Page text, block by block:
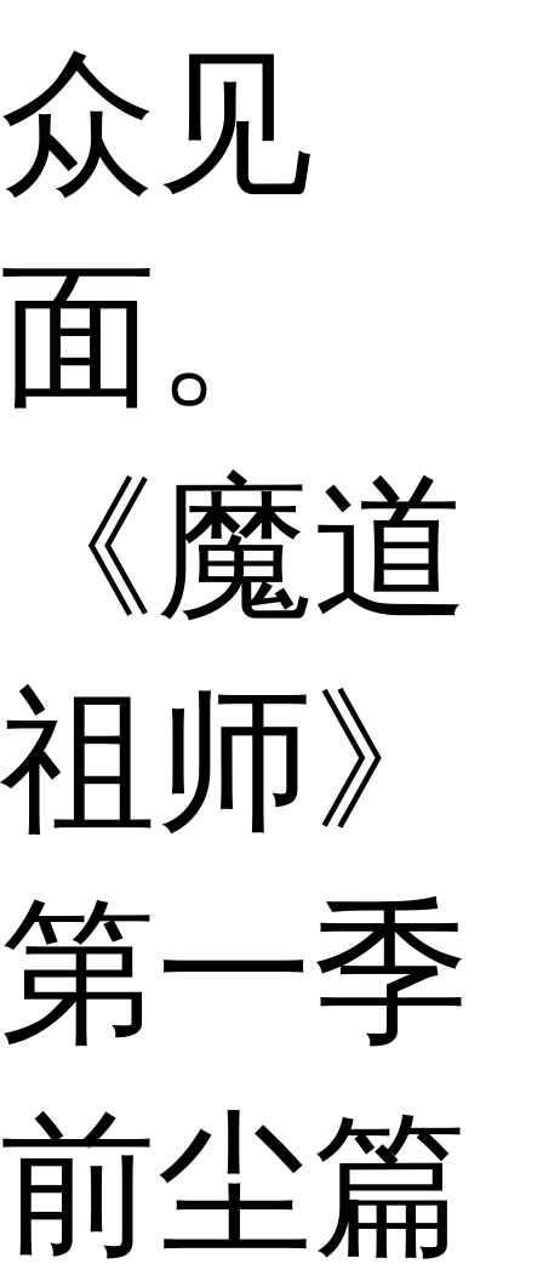
众见
面。
《魔道
祖师》
第一季
前尘篇